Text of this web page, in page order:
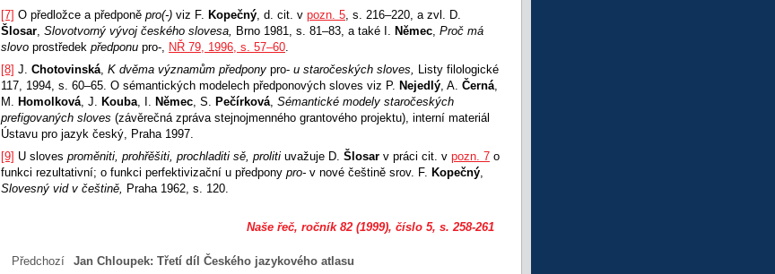
[7] O předložce a předponě pro(-) viz F. Kopečný , d. cit. v pozn. 5 , s. 216–220, a zvl. D.
Šlosar Slovotvorný vývoj českého slovesa, Brno 1981, s. 81–83, a také I. Němec Proč má
slovo prostředek předponu pro-, NŘ 79, 1996, s. 57–60
[8] J. Chotovinská K dvěma významům předpony pro- u staročeských sloves, Listy filologické
117, 1994, s. 60–65. O sémantických modelech předponových sloves viz P. Nejedlý , A. Černá
M. Homolková , J. Kouba , I. Němec , S. Pečírková Sémantické modely staročeských
prefigovaných sloves (závěrečná zpráva stejnojmenného grantového projektu), interní materiál
Ústavu pro jazyk český, Praha 1997.
[9] U sloves proměniti, prohřěšiti, prochladiti sě, proliti uvažuje D. Šlosar v práci cit. v pozn. 7 o
funkci rezultativní; o funkci perfektivizační u předpony pro- v nové češtině srov. F. Kopečný
Slovesný vid v češtině, Praha 1962, s. 120.
Naše řeč, ročník 82 (1999), číslo 5, s. 258-261
Předchozí Jan Chloupek: Třetí díl Českého jazykového atlasu